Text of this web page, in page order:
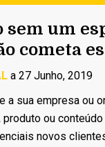
sem um
cometa
a 27 Junho, 2019
a sua empresa ou
produto ou
novos